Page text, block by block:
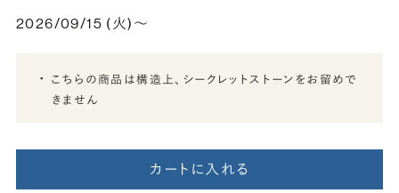
2026/09/15 (火)〜
こちらの商品は構造上、シークレットストーンをお留めで
きません
カートに入れる